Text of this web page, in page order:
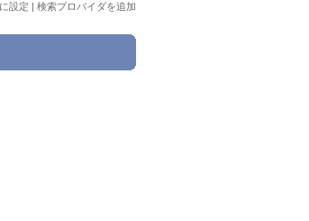
設定 | 検索プロバイダを追加